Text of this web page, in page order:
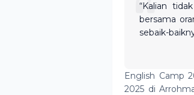
“Kalian
bersama
sebaik-
English Camp
2025 di